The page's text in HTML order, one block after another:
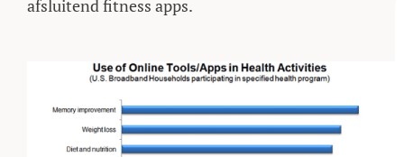
afsluitend fitness apps.